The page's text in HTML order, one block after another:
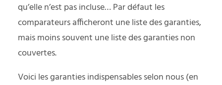
qu’elle n’est pas incluse… Par défaut les
comparateurs afficheront une liste des garanties,
mais moins souvent une liste des garanties non
couvertes.
Voici les garanties indispensables selon nous (en